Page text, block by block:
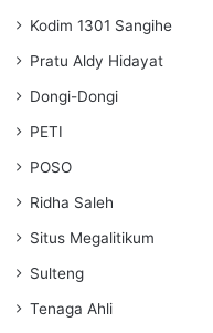
Kodim 1301 Sangihe
Pratu Aldy Hidayat
Dongi-Dongi
PETI
POSO
Ridha Saleh
Situs Megalitikum
Sulteng
Tenaga Ahli